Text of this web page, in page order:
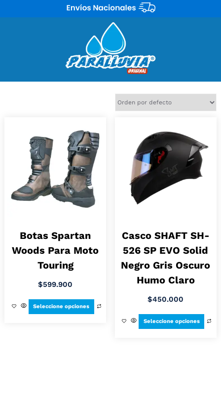
Botas Spartan
Woods Para Moto
Touring
$599.900
Seleccione opciones
Casco SHAFT SH-
526 SP EVO Solid
Negro Gris Oscuro
Humo Claro
$450.000
Seleccione opciones